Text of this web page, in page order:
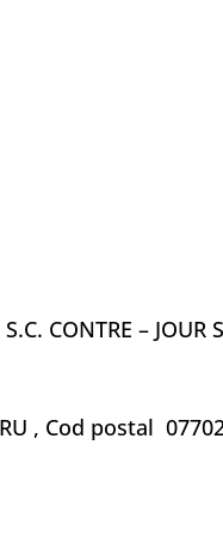
CONTRE – JOUR
, Cod postal